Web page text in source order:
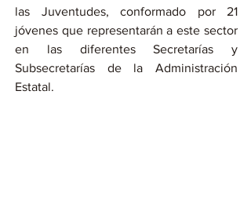
las Juventudes, conformado por 21
jóvenes que representarán a este sector
en las diferentes Secretarías y
Subsecretarías de la Administración
Estatal.